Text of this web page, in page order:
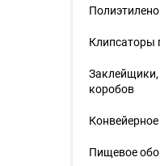
Клипсаторы
коробов
Пищевое